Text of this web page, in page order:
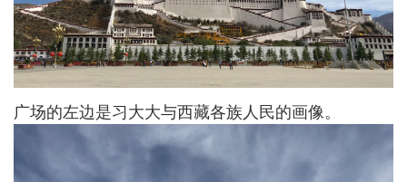
广场的左边是习大大与西藏各族人民的画像。